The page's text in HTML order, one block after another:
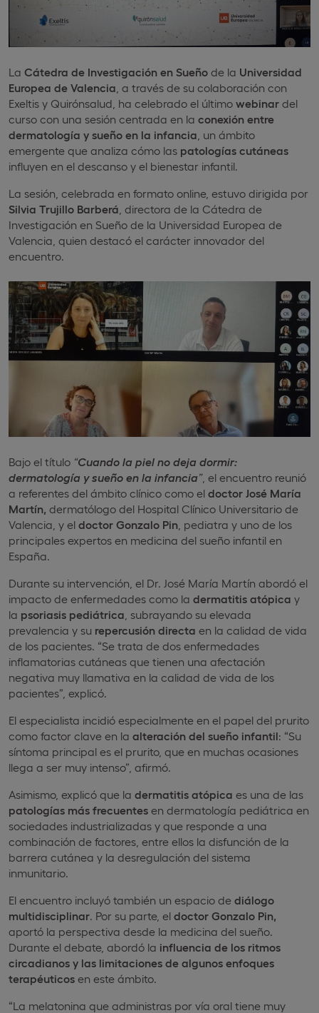
La Cátedra de Investigación en Sueño de la Universidad
Europea de Valencia , a través de su colaboración con
Exeltis y Quirónsalud, ha celebrado el último webinar del
curso con una sesión centrada en la conexión entre
dermatología y sueño en la infancia , un ámbito
emergente que analiza cómo las patologías cutáneas
influyen en el descanso y el bienestar infantil.
La sesión, celebrada en formato online, estuvo dirigida por
Silvia Trujillo Barberá , directora de la Cátedra de
Investigación en Sueño de la Universidad Europea de
Valencia, quien destacó el carácter innovador del
encuentro.
Bajo el título “Cuando la piel no deja dormir:
dermatología y sueño en la infancia”, el encuentro reunió
a referentes del ámbito clínico como el doctor José María
Martín, dermatólogo del Hospital Clínico Universitario de
Valencia, y el doctor Gonzalo Pin , pediatra y uno de los
principales expertos en medicina del sueño infantil en
España.
Durante su intervención, el Dr. José María Martín abordó el
impacto de enfermedades como la dermatitis atópica y
la psoriasis pediátrica , subrayando su elevada
prevalencia y su repercusión directa en la calidad de vida
de los pacientes. “Se trata de dos enfermedades
inflamatorias cutáneas que tienen una afectación
negativa muy llamativa en la calidad de vida de los
pacientes”, explicó.
El especialista incidió especialmente en el papel del prurito
como factor clave en la alteración del sueño infantil: “Su
síntoma principal es el prurito, que en muchas ocasiones
llega a ser muy intenso”, afirmó.
Asimismo, explicó que la dermatitis atópica es una de las
patologías más frecuentes en dermatología pediátrica en
sociedades industrializadas y que responde a una
combinación de factores, entre ellos la disfunción de la
barrera cutánea y la desregulación del sistema
inmunitario.
El encuentro incluyó también un espacio de diálogo
multidisciplinar . Por su parte, el doctor Gonzalo Pin,
aportó la perspectiva desde la medicina del sueño.
Durante el debate, abordó la influencia de los ritmos
circadianos y las limitaciones de algunos enfoques
terapéuticos en este ámbito.
“La melatonina que administras por vía oral tiene muy